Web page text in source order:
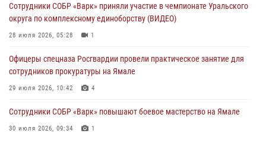
Офицеры спецназа Росгвардии провели практическое занятие для
сотрудников прокуратуры на Ямале
29 июля 2026, 10:42 4
Сотрудники СОБР «Варк» приняли участие в чемпионате Уральского
округа по комплексному единоборству (ВИДЕО)
28 июля 2026, 05:28 1
Офицеры спецназа Росгвардии провели практическое занятие для
сотрудников прокуратуры на Ямале
29 июля 2026, 10:42 4
Сотрудники СОБР «Варк» повышают боевое мастерство на Ямале
30 июля 2026, 09:34 1